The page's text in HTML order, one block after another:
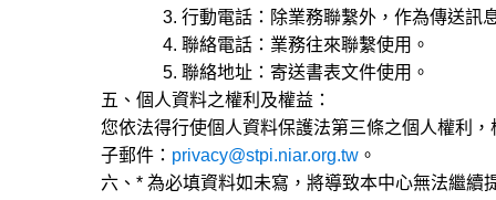
3. 行動電話：除業務聯繫外，作為傳送訊
4. 聯絡電話：業務往來聯繫使用。
5. 聯絡地址：寄送書表文件使用。
五、個人資料之權利及權益：
您依法得行使個人資料保護法第三條之個人權利
子郵件： privacy@stpi.niar.org.tw 。
六、* 為必填資料如未寫，將導致本中心無法繼續